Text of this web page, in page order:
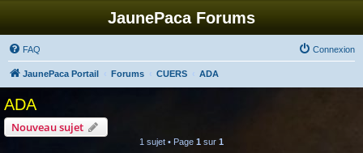
JaunePaca Forums
FAQ Connexion
JaunePaca Portail Forums CUERS ADA
ADA
Nouveau sujet
1 sujet • Page 1 sur 1